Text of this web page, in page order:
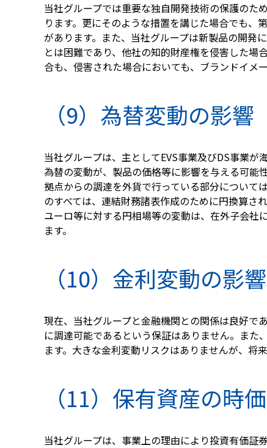
当社グループでは重要な独自開発技術の保護のた
ります。更にそのような措置を講じた場合でも、
があります。また、当社グループは新製品の開発
とは困難であり、他社の知的財産権を侵害した
合も、侵害された場合においても、ブランドイメ
（9）為替変動の影響
当社グループは、主としてEVS事業及びDS事業
為替の変動が、製品の価格等に影響を与える可能
拠点からの調達を外貨で行っている部分について
のすべては、連結財務諸表作成のために円換算さ
ユーロ等に対する円相場等の変動は、在外子会社
ます。
（10）金利変動の影響
現在、当社グループと金融機関との関係は良好で
に調達可能であるという保証はありません。ま
ます。大きな金利変動リスクはありませんが、将
（11）保有資産の時
当社グループは、事業上の理由により投資有価証